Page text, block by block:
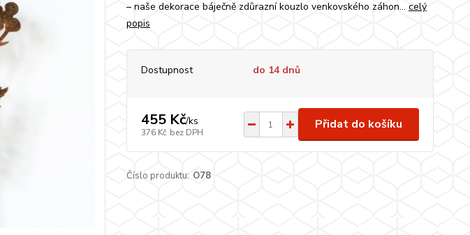
– naše dekorace báječně zdůrazní kouzlo venkovského záhon... celý
popis
Dostupnost do 14 dnů
455 Kč/ks
376 Kč bez DPH
Přidat do košíku
Číslo produktu: O78